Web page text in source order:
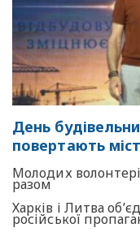
День
повертають
Молодих
разом
Харків і Литва
російської